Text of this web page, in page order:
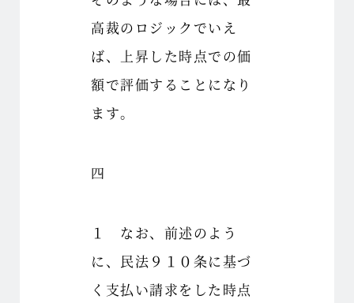
高裁のロジックでいえ
ば、上昇した時点での価
額で評価することになり
ます。
四
１ なお、前述のよう
に、民法９１０条に基づ
く支払い請求をした時点